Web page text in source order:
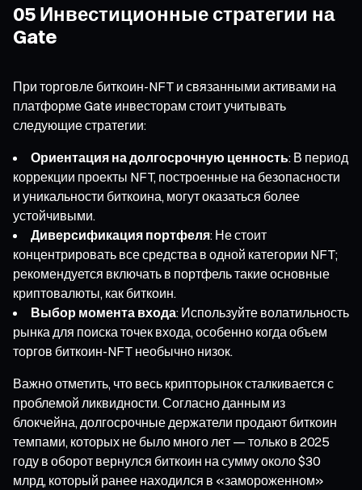
05 Инвестиционные стратегии на
Gate
При торговле биткоин-NFT и связанными активами на
платформе Gate инвесторам стоит учитывать
следующие стратегии:
Ориентация на долгосрочную ценность: В период
коррекции проекты NFT, построенные на безопасности
и уникальности биткоина, могут оказаться более
устойчивыми.
Диверсификация портфеля: Не стоит
концентрировать все средства в одной категории NFT;
рекомендуется включать в портфель такие основные
криптовалюты, как биткоин.
Выбор момента входа: Используйте волатильность
рынка для поиска точек входа, особенно когда объем
торгов биткоин-NFT необычно низок.
Важно отметить, что весь крипторынок сталкивается с
проблемой ликвидности. Согласно данным из
блокчейна, долгосрочные держатели продают биткоин
темпами, которых не было много лет — только в 2025
году в оборот вернулся биткоин на сумму около $30
млрд, который ранее находился в «замороженном»